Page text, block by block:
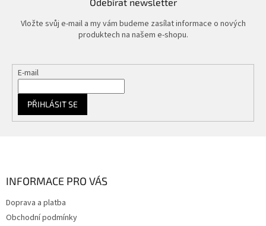
Vložte svůj e-mail a my vám budeme zasílat informace o nových
produktech na našem e-shopu.
E-mail
PŘIHLÁSIT SE
INFORMACE PRO VÁS
Doprava a platba
Obchodní podmínky